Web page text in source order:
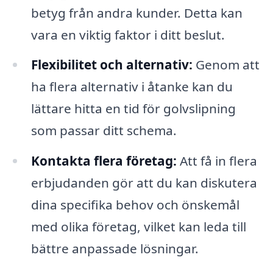
betyg från andra kunder. Detta kan
vara en viktig faktor i ditt beslut.
Flexibilitet och alternativ: Genom att
ha flera alternativ i åtanke kan du
lättare hitta en tid för golvslipning
som passar ditt schema.
Kontakta flera företag: Att få in flera
erbjudanden gör att du kan diskutera
dina specifika behov och önskemål
med olika företag, vilket kan leda till
bättre anpassade lösningar.